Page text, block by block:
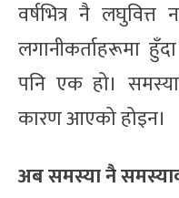
वर्षभित्र नै लघुवित्त
लगानीकर्ताहरूमा
पनि एक हो।
कारण आएको होइन।
अब समस्या नै